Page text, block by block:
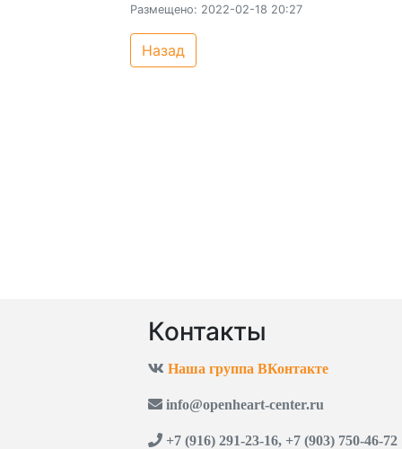
Размещено: 2022-02-18 20:27
Назад
Контакты
Наша группа ВКонтакте
info@openheart-center.ru
+7 (916) 291-23-16, +7 (903) 750-46-72